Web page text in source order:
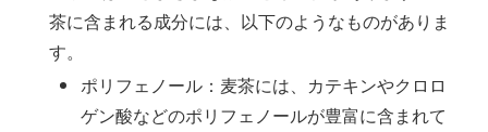
茶に含まれる成分には、以下のようなものがありま
す。
ポリフェノール：麦茶には、カテキンやクロロ
ゲン酸などのポリフェノールが豊富に含まれて